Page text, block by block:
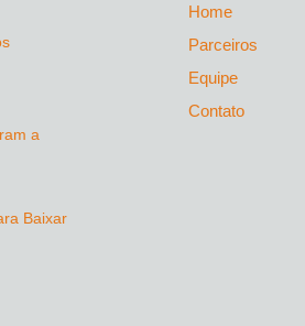
a
Baixar
Home
Parceiros
Equipe
Contato